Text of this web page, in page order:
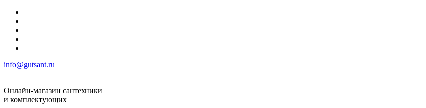
info@gutsant.ru
Онлайн-магазин сантехники
и комплектующих